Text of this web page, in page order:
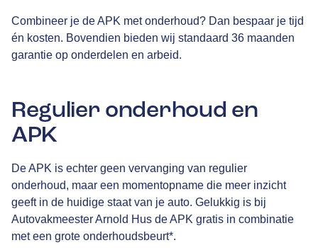
Combineer je de APK met onderhoud? Dan bespaar je tijd
én kosten. Bovendien bieden wij standaard 36 maanden
garantie op onderdelen en arbeid.
Regulier onderhoud en
APK
De APK is echter geen vervanging van regulier
onderhoud, maar een momentopname die meer inzicht
geeft in de huidige staat van je auto. Gelukkig is bij
Autovakmeester Arnold Hus de APK gratis in combinatie
met een grote onderhoudsbeurt*.